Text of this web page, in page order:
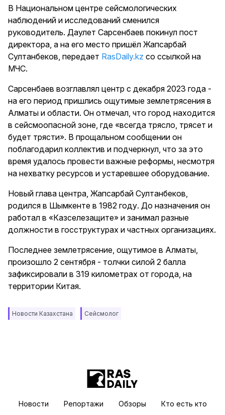
В Национальном центре сейсмологических
наблюдений и исследований сменился
руководитель. Даулет Сарсенбаев покинул пост
директора, а на его место пришёл Жапсарбай
Султанбеков, передает RasDaily.kz со ссылкой на
МЧС.
Сарсенбаев возглавлял центр с декабря 2023 года -
на его период пришлись ощутимые землетрясения в
Алматы и области. Он отмечал, что город находится
в сейсмоопасной зоне, где «всегда трясло, трясет и
будет трясти». В прощальном сообщении он
поблагодарил коллектив и подчеркнул, что за это
время удалось провести важные реформы, несмотря
на нехватку ресурсов и устаревшее оборудование.
Новый глава центра, Жапсарбай Султанбеков,
родился в Шымкенте в 1982 году. До назначения он
работал в «Казселезащите» и занимал разные
должности в госструктурах и частных организациях.
Последнее землетрясение, ощутимое в Алматы,
произошло 2 сентября - толчки силой 2 балла
зафиксировали в 319 километрах от города, на
территории Китая.
Новости Казахстана Сейсмолог
Новости Репортажи Обзоры Кто есть кто